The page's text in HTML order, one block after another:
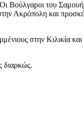
Βούλγαροι του
Ακρόπολη και
στην Κιλικία
διαρκώς.